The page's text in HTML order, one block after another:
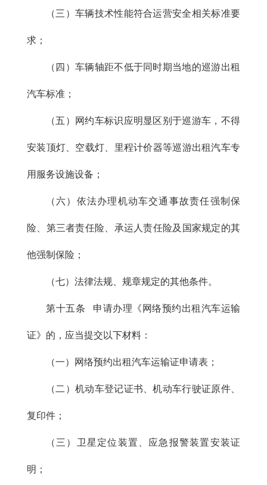
（三）车辆技术性能符合运营安全相关标准要
求；
（四）车辆轴距不低于同时期当地的巡游出租
汽车标准；
（五）网约车标识应明显区别于巡游车，不得
安装顶灯、空载灯、里程计价器等巡游出租汽车专
用服务设施设备；
（六）依法办理机动车交通事故责任强制保
险、第三者责任险、承运人责任险及国家规定的其
他强制保险；
（七）法律法规、规章规定的其他条件。
第十五条 申请办理《网络预约出租汽车运输
证》的，应当提交以下材料：
（一）网络预约出租汽车运输证申请表；
（二）机动车登记证书、机动车行驶证原件、
复印件；
（三）卫星定位装置、应急报警装置安装证
明；